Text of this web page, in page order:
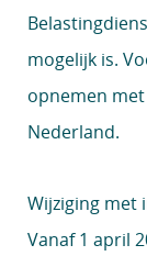
mogelijk is.
opnemen
Nederland.
Wijziging met
Vanaf 1 april